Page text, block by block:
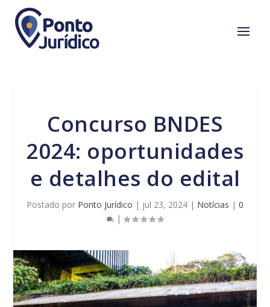
Concurso BNDES
2024: oportunidades
e detalhes do edital
Postado por Ponto Jurídico | jul 23, 2024 | Notícias | 0
|